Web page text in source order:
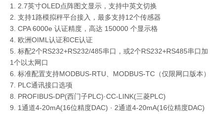
2.7英寸OLED点阵图文显示，支持中英文切换
支持1路模拟秤平台接入，最多支持12个传感器
CPA 6000e 认证精度，高达 150000 个显示格
欧洲OIML认证和CE认证
标配2个RS232+RS232/485串口，或2个RS232+RS485串口加
1个以太网口
标准配置支持MODBUS-RTU、MODBUS-TC（仅限网口版本）
PLC通讯接口选项
PROFIBUS-DP(西门子PLC)·CC-LINK(三菱PLC)
1通道4-20mA(16位精度DAC) · 2通道4-20mA(16位精度DAC)